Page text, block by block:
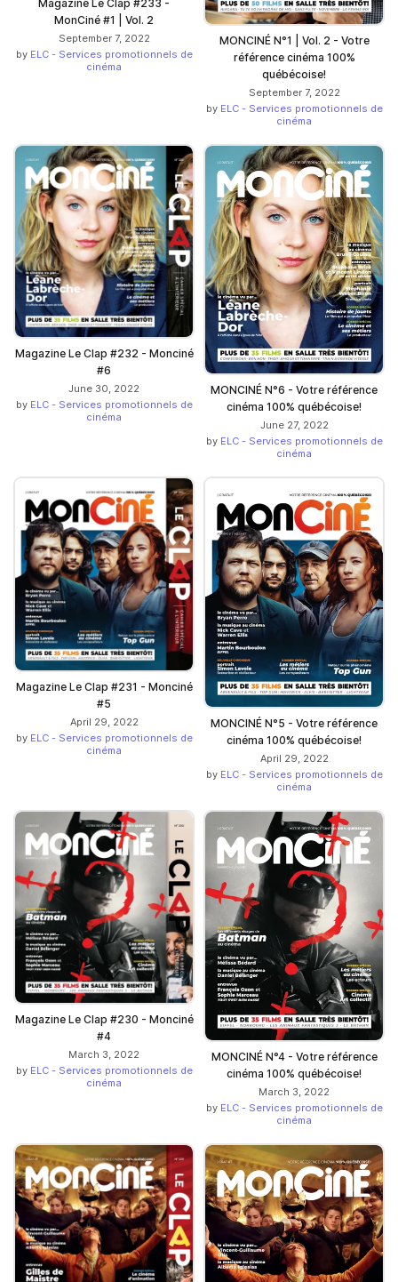
Magazine Le Clap #233 -
MonCiné #1 | Vol. 2
September 7, 2022
by ELC - Services promotionnels de
cinéma
MONCINÉ N°1 | Vol. 2 - Votre
référence cinéma 100%
québécoise!
September 7, 2022
by ELC - Services promotionnels de
cinéma
Magazine Le Clap #232 - Monciné
#6
June 30, 2022
by ELC - Services promotionnels de
cinéma
MONCINÉ N°6 - Votre référence
cinéma 100% québécoise!
June 27, 2022
by ELC - Services promotionnels de
cinéma
Magazine Le Clap #231 - Monciné
#5
April 29, 2022
by ELC - Services promotionnels de
cinéma
MONCINÉ N°5 - Votre référence
cinéma 100% québécoise!
April 29, 2022
by ELC - Services promotionnels de
cinéma
Magazine Le Clap #230 - Monciné
#4
March 3, 2022
by ELC - Services promotionnels de
cinéma
MONCINÉ N°4 - Votre référence
cinéma 100% québécoise!
March 3, 2022
by ELC - Services promotionnels de
cinéma